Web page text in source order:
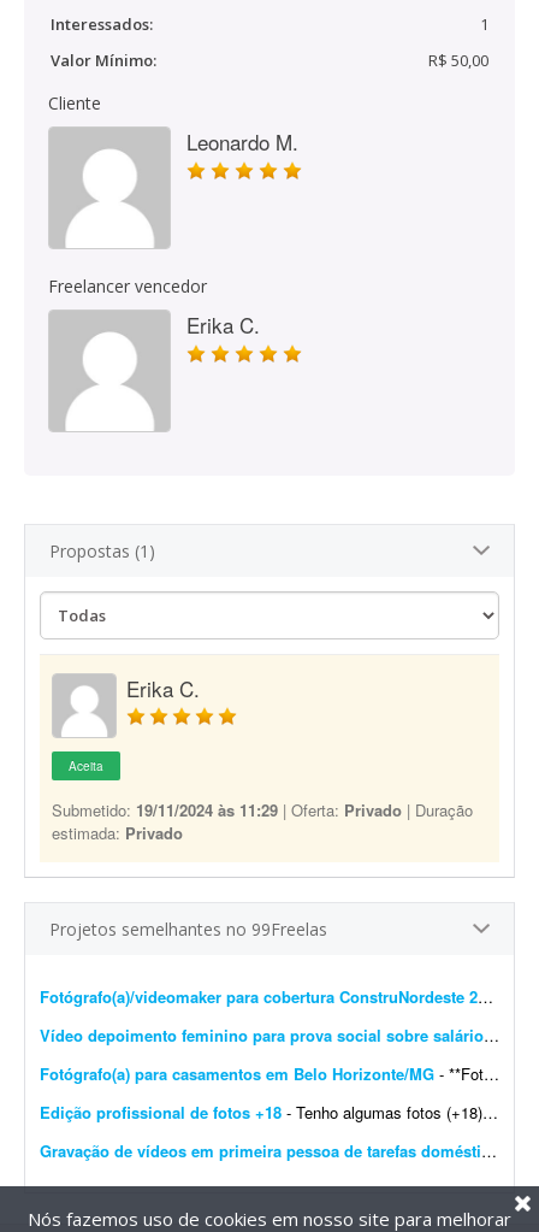
Interessados:
1
Valor Mínimo:
R$ 50,00
Cliente
Leonardo M.
Freelancer vencedor
Erika C.
Propostas (1)
Erika C.
Aceita
Submetido: 19/11/2024 às 11:29 | Oferta: Privado | Duração
estimada: Privado
Projetos semelhantes no 99Freelas
Fotógrafo(a)/videomaker para cobertura ConstruNordeste 2026 em Salvador
Vídeo depoimento feminino para prova social sobre salário-maternidade
Fotógrafo(a) para casamentos em Belo Horizonte/MG - **Fotógrafo(a) freelancer para cobertura de casamento - Belo Horizonte/MG** Estou procurando um(a) fotógrafo(a) freelancer para atuar na cobertura de um casamento em Belo Horizonte/M...
Edição profissional de fotos +18 - Tenho algumas fotos (+18) e preciso que você melhore a qualidade e deixe o resultado bastante profissional. As imagens são para uso no meu site de trabalho. Gostaria que, se poss&iacu...
Gravação de vídeos em primeira pessoa de tarefas domésticas
Nós fazemos uso de cookies em nosso site para melhorar